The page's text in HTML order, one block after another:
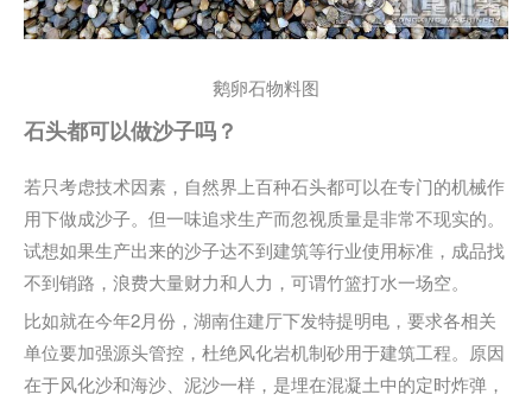
鹅卵石物料图
石头都可以做沙子吗？
若只考虑技术因素，自然界上百种石头都可以在专门的机械作
用下做成沙子。但一味追求生产而忽视质量是非常不现实的。
试想如果生产出来的沙子达不到建筑等行业使用标准，成品找
不到销路，浪费大量财力和人力，可谓竹篮打水一场空。
比如就在今年2月份，湖南住建厅下发特提明电，要求各相关
单位要加强源头管控，杜绝风化岩机制砂用于建筑工程。原因
在于风化沙和海沙、泥沙一样，是埋在混凝土中的定时炸弹，